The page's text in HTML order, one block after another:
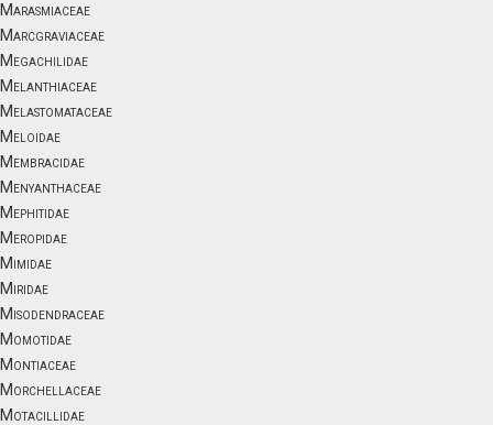
Marasmiaceae
Marcgraviaceae
Megachilidae
Melanthiaceae
Melastomataceae
Meloidae
Membracidae
Menyanthaceae
Mephitidae
Meropidae
Mimidae
Miridae
Misodendraceae
Momotidae
Montiaceae
Morchellaceae
Motacillidae